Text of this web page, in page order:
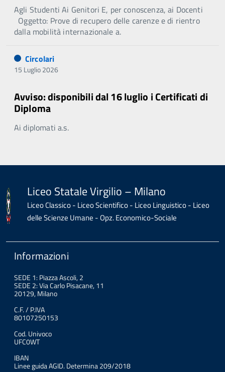
Agli Studenti Ai Genitori E, per conoscenza, ai Docenti
Oggetto: Prove di recupero delle carenze e di rientro
dalla mobilità internazionale a.
Circolari
15 Luglio 2026
Avviso: disponibili dal 16 luglio i Certificati di
Diploma
Ai diplomati a.s.
Liceo Statale Virgilio – Milano
Liceo Classico - Liceo Scientifico - Liceo Linguistico - Liceo
delle Scienze Umane - Opz. Economico-Sociale
Informazioni
SEDE 1: Piazza Ascoli, 2
SEDE 2: Via Carlo Pisacane, 11
20129, Milano
C.F. / P.IVA
80107250153
Cod. Univoco
UFC0WT
IBAN
Linee guida AGID. Determina 209/2018